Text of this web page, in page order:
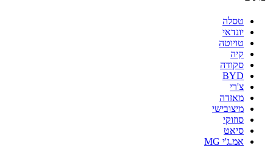
טסלה
יונדאי
טויוטה
קיה
סקודה
BYD
צ'רי
מאזדה
מיצובישי
סוזוקי
סיאט
אמ.ג'י MG